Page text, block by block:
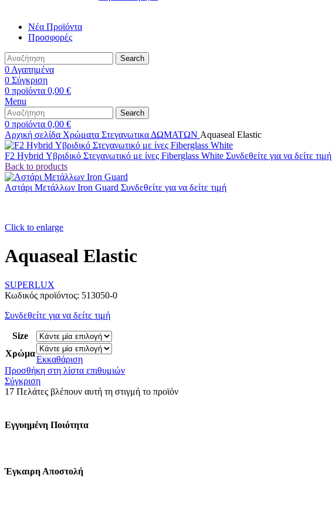
Νέα Προϊόντα
Προσφορές
Search
0 Αγαπημένα
0 Σύγκριση
0 προϊόντα 0,00 €
Menu
Search
0 προϊόντα 0,00 €
Αρχική σελίδα Χρώματα Στεγανωτικα ΔΩΜΑΤΩΝ Aquaseal Elastic
F2 Hybrid Υβριδικό Στεγανωτικό με ίνες Fiberglass White Συνδεθείτε για να δείτε τιμή
Back to products
Αστάρι Μετάλλων Iron Guard Συνδεθείτε για να δείτε τιμή
Click to enlarge
Aquaseal Elastic
SUPERLUX
Κωδικός προϊόντος: 513050-0
Συνδεθείτε για να δείτε τιμή
Size
Χρώμα
Εκκαθάριση
Προσθήκη στη λίστα επιθυμιών
Σύγκριση
17 Πελάτες βλέπουν αυτή τη στιγμή το προϊόν
Εγγυημένη Ποιότητα
Έγκαιρη Αποστολή